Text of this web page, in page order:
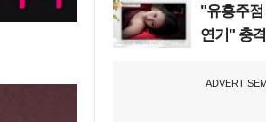
"유흥주
연기" 충